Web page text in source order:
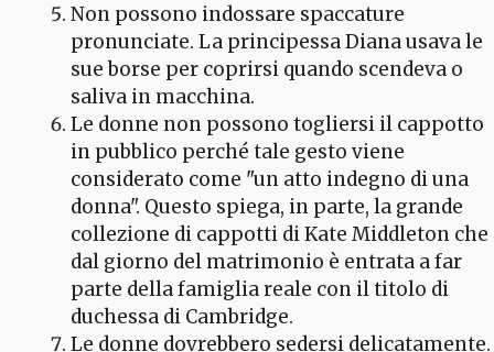
Non possono indossare spaccature
pronunciate. La principessa Diana usava le
sue borse per coprirsi quando scendeva o
saliva in macchina.
Le donne non possono togliersi il cappotto
in pubblico perché tale gesto viene
considerato come "un atto indegno di una
donna". Questo spiega, in parte, la grande
collezione di cappotti di Kate Middleton che
dal giorno del matrimonio è entrata a far
parte della famiglia reale con il titolo di
duchessa di Cambridge.
Le donne dovrebbero sedersi delicatamente.